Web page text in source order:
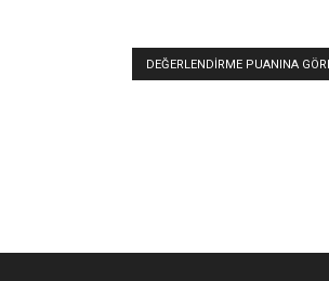
DEĞERLENDIRME PUANINA